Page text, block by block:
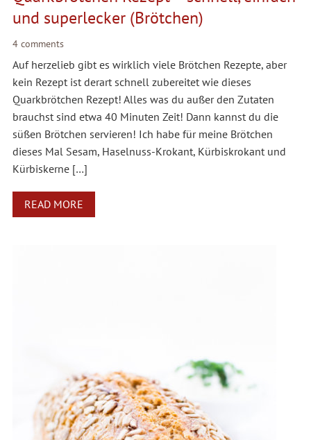
und superlecker (Brötchen)
4 comments
Auf herzelieb gibt es wirklich viele Brötchen Rezepte, aber
kein Rezept ist derart schnell zubereitet wie dieses
Quarkbrötchen Rezept! Alles was du außer den Zutaten
brauchst sind etwa 40 Minuten Zeit! Dann kannst du die
süßen Brötchen servieren! Ich habe für meine Brötchen
dieses Mal Sesam, Haselnuss-Krokant, Kürbiskrokant und
Kürbiskerne […]
READ MORE